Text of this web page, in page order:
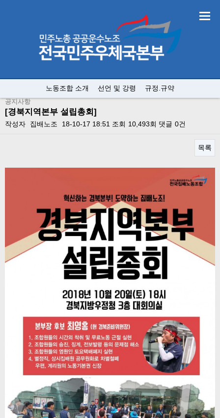
노동조합 소개 선언 및 강령 규정.규약
공지사항
[경북지역본부 설립총회]
작성자 집배노조 18-10-17 18:51 조회 10,493회 댓글 0건
목록